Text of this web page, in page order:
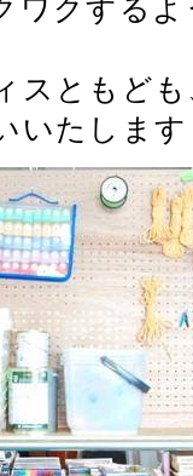
ワクする
スともど
いたします